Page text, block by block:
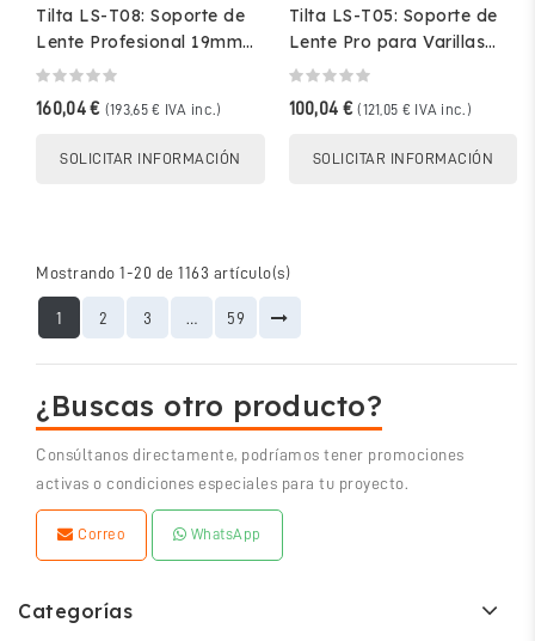
Tilta LS-T08: Soporte de
Lente Profesional 19mm
para Estudio
160,04 € (193,65 € IVA inc.)
SOLICITAR INFORMACIÓN
Tilta LS-T05: Soporte de
Lente Pro para Varillas
LWS 15mm
100,04 € (121,05 € IVA inc.)
SOLICITAR INFORMACIÓN
Mostrando 1-20 de 1163 artículo(s)
1 2 3 59
¿Buscas otro producto?
Consúltanos directamente, podríamos tener promociones
activas o condiciones especiales para tu proyecto.
Correo WhatsApp
Categorías